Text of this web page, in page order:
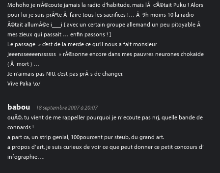
Mohoho je n’Ã©coute jamais la radio d’habitude, mais lÃ c’Ã©tait Puku ! Alors
pour lui je suis prÃªte Ã faire tous les sacrifices !… Ã 9h moins 10 la radio
Ã©tait allumÃ©e i___i [ avec un certain groupe allemand un peu pitoyable Ã
mes zieux qui passait … enfin passons ! ]
Le passage » c’est de la merde ce qu’il nous a fait monsieur
jeeensseeeenssssss » rÃ©sonne encore dans mes pauvres neurones chokaide
( Ã mort ) …
Je n’aimais pas NRJ, c’est pas prÃ¨s de changer.
Vive Paka \o/
babou
18 septembre 2007 à 20:07
ouÃ©, tu vient de me rappeller pourquoi je n’ ecoute pas nrj, quelle bande de
connards !
a part ca, un strip genial, 100pourcent pur steub, du grand art.
a propos d’ art, je suis curieux de voir ce que peut donner ce petit concours d’
infographie….